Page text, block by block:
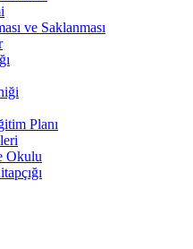
ve Saklanması
Planı
Okulu